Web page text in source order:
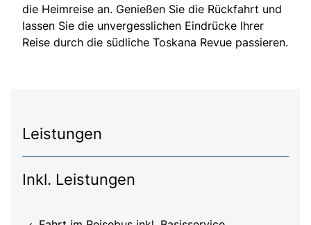
die Heimreise an. Genießen Sie die Rückfahrt und
lassen Sie die unvergesslichen Eindrücke Ihrer
Reise durch die südliche Toskana Revue passieren.
Leistungen
Inkl. Leistungen